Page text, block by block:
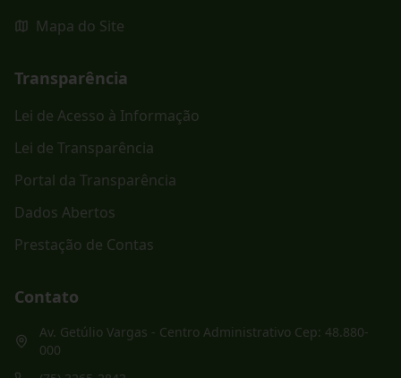
Mapa do Site
Transparência
Lei de Acesso à Informação
Lei de Transparência
Portal da Transparência
Dados Abertos
Prestação de Contas
Contato
Av. Getúlio Vargas - Centro Administrativo Cep: 48.880-
000